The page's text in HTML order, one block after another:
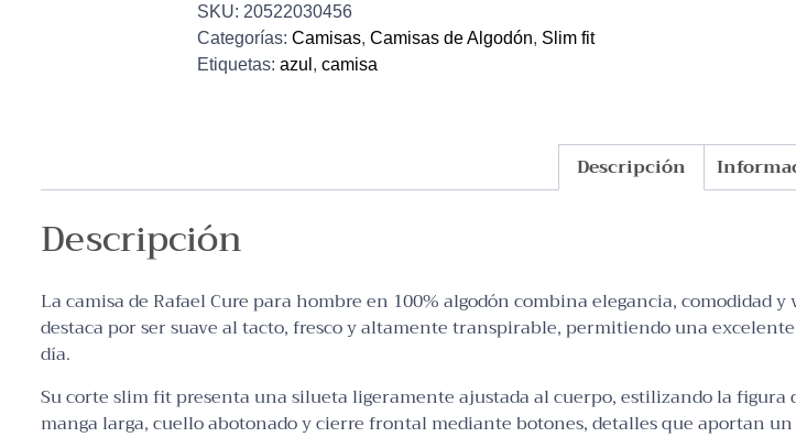
SKU: 20522030456
Categorías:Camisas,Camisas de Algodón, Slim fit
Etiquetas:azul ,camisa
Descripción
Descripción
La camisa de Rafael Cure para hombre en 100% algodón combina elegancia,
destaca por ser suave al tacto, fresco y altamente transpirable, permitiendo una
día.
Su corte slim fit presenta una silueta ligeramente ajustada al cuerpo, estilizando la
manga larga, cuello abotonado y cierre frontal mediante botones, detalles que aportan